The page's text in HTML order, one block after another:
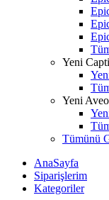
Yeni
Yeni Aveo
Tümünü
AnaSayfa
Siparişlerim
Kategoriler